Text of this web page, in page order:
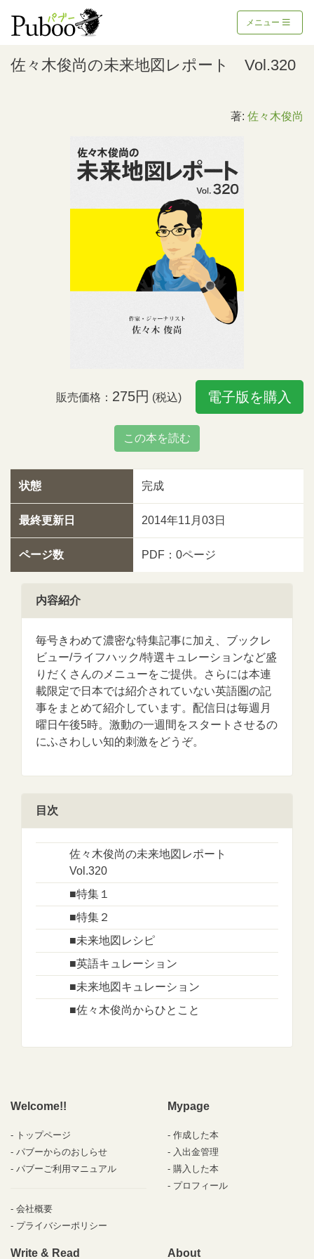
メニュー
佐々木俊尚の未来地図レポート Vol.320
著: 佐々木俊尚
販売価格： 275円 (税込) 電子版を購入
この本を読む
状態 完成
最終更新日 2014年11月03日
ページ数 PDF：0ページ
内容紹介
毎号きわめて濃密な特集記事に加え、ブックレ
ビュー/ライフハック/特選キュレーションなど盛
りだくさんのメニューをご提供。さらには本連
載限定で日本では紹介されていない英語圏の記
事をまとめて紹介しています。配信日は毎週月
曜日午後5時。激動の一週間をスタートさせるの
にふさわしい知的刺激をどうぞ。
目次
佐々木俊尚の未来地図レポート
Vol.320
■特集１
■特集２
■未来地図レシピ
■英語キュレーション
■未来地図キュレーション
■佐々木俊尚からひとこと
Welcome!!
トップページ
パブーからのおしらせ
パブーご利用マニュアル
会社概要
プライバシーポリシー
Mypage
作成した本
入出金管理
購入した本
プロフィール
Write & Read About